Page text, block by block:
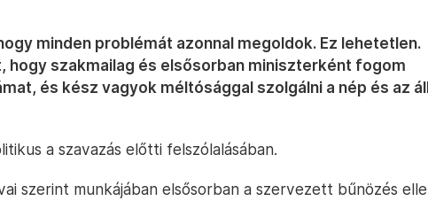
minden problémát azonnal megoldok. Ez lehetetlen.
hogy szakmailag és elsősorban miniszterként fogom
és kész vagyok méltósággal szolgálni a nép és az
a szavazás előtti felszólalásában.
szerint munkájában elsősorban a szervezett bűnözés